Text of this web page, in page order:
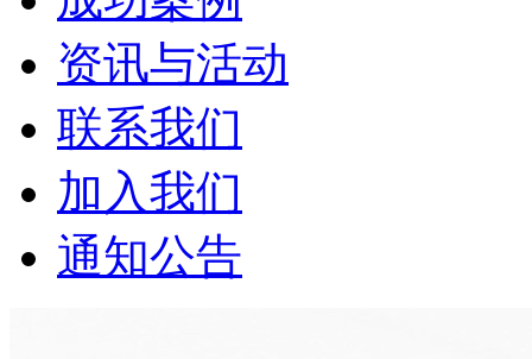
资讯与活动
联系我们
加入我们
通知公告